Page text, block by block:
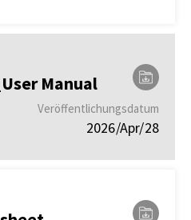
Manual
Veröffentlichungsdatum
2026/Apr/28